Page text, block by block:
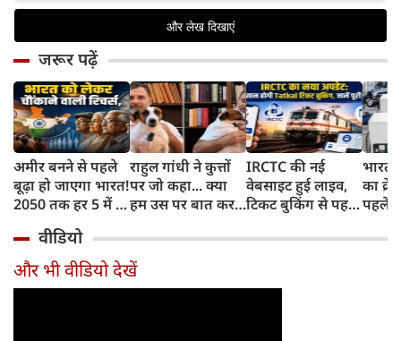
जरूर पढ़ें
अमीर बनने से पहले
बूढ़ा हो जाएगा भारत!
2050 तक हर 5 में 1
साल से ज्यादा उम्र का
राहुल गांधी ने कुत्तों
पर जो कहा... क्या
हम उस पर बात कर
IRCTC की नई
वेबसाइट हुई लाइव,
टिकट बुकिंग से पहले
काम, जानें पूरा
भारत
का
पहले
और
वीडियो
और भी वीडियो देखें